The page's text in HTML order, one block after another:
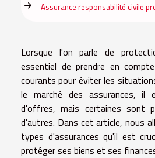
Assurance responsabilité civile
Lorsque l'on parle de
essentiel de prendre en
courants pour éviter les
le marché des assurances, il
d'offres, mais certaines sont
d'autres. Dans cet article, nous
types d'assurances qu'il est
protéger ses biens et ses